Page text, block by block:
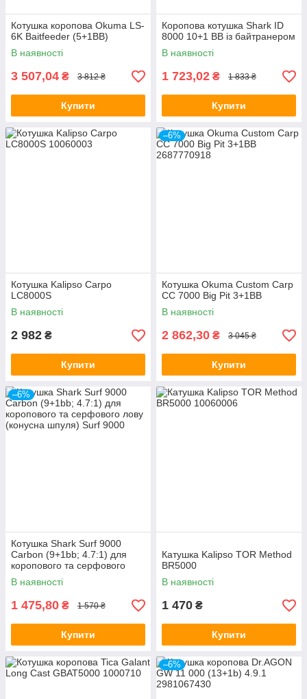
Котушка коропова Okuma LS-
6K Baitfeeder (5+1BB)
В наявності
3 507,04 ₴ 3 812 ₴
Купити
Коропова котушка Shark ID
8000 10+1 ВВ із байтранером
В наявності
1 723,02 ₴ 1 833 ₴
Купити
Котушка Kalipso Carpo
LC8000S
В наявності
2 982 ₴
Купити
–6%
Котушка Okuma Custom Carp
CC 7000 Big Pit 3+1BB
В наявності
2 862,30 ₴ 3 045 ₴
Купити
–6%
Котушка Shark Surf 9000
Carbon (9+1bb; 4.7:1) для
коропового та серфового
лову (конусна шпуля)
В наявності
1 475,80 ₴ 1 570 ₴
Купити
Катушка Kalipso TOR Method
BR5000
В наявності
1 470 ₴
Купити
–6%